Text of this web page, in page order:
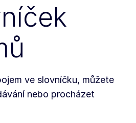
ve slovníčku, můžete
nebo procházet